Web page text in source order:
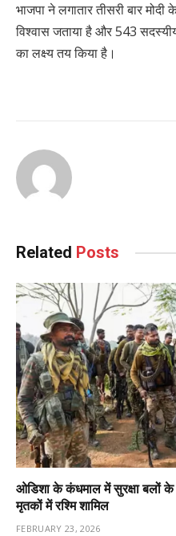
भाजपा ने लगातार तीसरी बार
विश्वास जताया है और 543
का लक्ष्य तय किया है।
Related Posts
ओडिशा के कंधमाल में सुरक्षा बलों के
मृतकों में रश्मि शामिल
FEBRUARY 23, 2026